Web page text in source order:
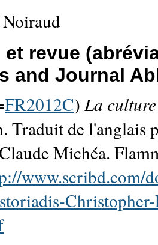
et revue
and Journal
FR2012C)La
Traduit de l'anglais
Michéa.
www.scribd.com/